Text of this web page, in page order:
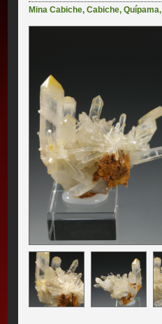
Mina Cabiche,Cabiche,Quípama,